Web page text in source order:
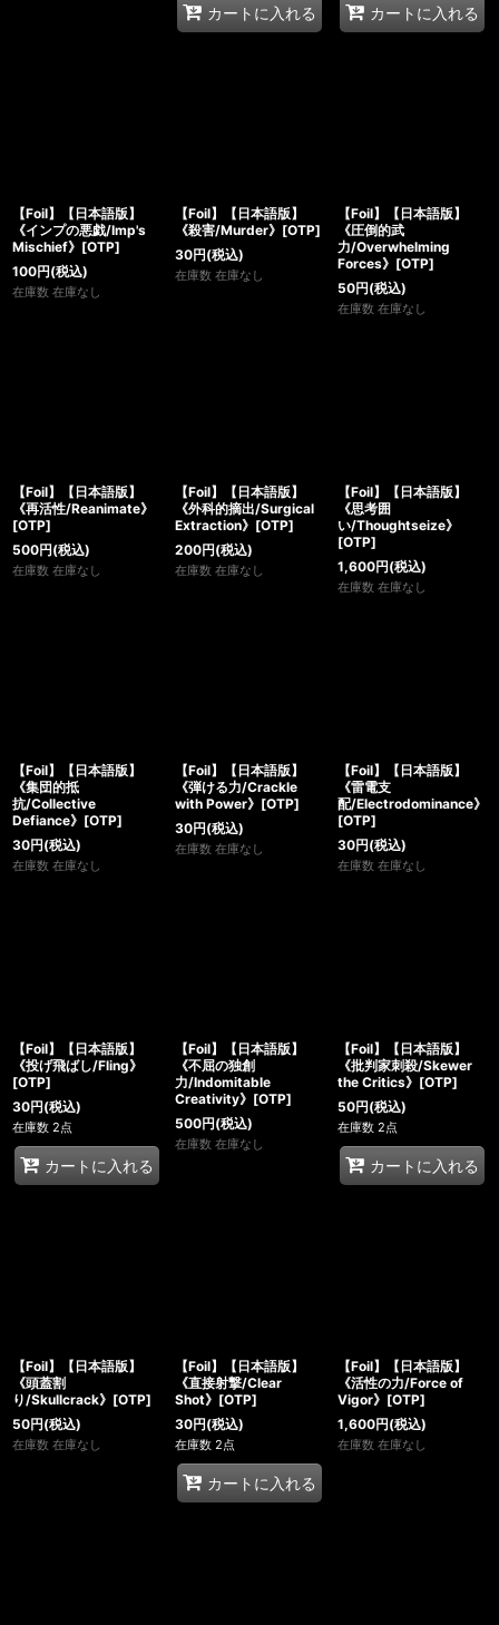
カートに入れる カートに入れる
【Foil】【日本語版】
《インプの悪戯/Imp's
Mischief》[OTP]
100円(税込)
在庫数 在庫なし
【Foil】【日本語版】
《殺害/Murder》[OTP]
30円(税込)
在庫数 在庫なし
【Foil】【日本語版】
《圧倒的武
力/Overwhelming
Forces》[OTP]
50円(税込)
在庫数 在庫なし
【Foil】【日本語版】
《再活性/Reanimate》
[OTP]
500円(税込)
在庫数 在庫なし
【Foil】【日本語版】
《外科的摘出/Surgical
Extraction》[OTP]
200円(税込)
在庫数 在庫なし
【Foil】【日本語版】
《思考囲
い/Thoughtseize》
[OTP]
1,600円(税込)
在庫数 在庫なし
【Foil】【日本語版】
《集団的抵
抗/Collective
Defiance》[OTP]
30円(税込)
在庫数 在庫なし
【Foil】【日本語版】
《弾ける力/Crackle
with Power》[OTP]
30円(税込)
在庫数 在庫なし
【Foil】【日本語版】
《雷電支
配/Electrodominance》
[OTP]
30円(税込)
在庫数 在庫なし
【Foil】【日本語版】
《投げ飛ばし/Fling》
[OTP]
30円(税込)
在庫数 2点
カートに入れる
【Foil】【日本語版】
《不屈の独創
力/Indomitable
Creativity》[OTP]
500円(税込)
在庫数 在庫なし
【Foil】【日本語版】
《批判家刺殺/Skewer
the Critics》[OTP]
50円(税込)
在庫数 2点
カートに入れる
【Foil】【日本語版】
《頭蓋割
り/Skullcrack》[OTP]
50円(税込)
在庫数 在庫なし
【Foil】【日本語版】
《直接射撃/Clear
Shot》[OTP]
30円(税込)
在庫数 2点
カートに入れる
【Foil】【日本語版】
《活性の力/Force of
Vigor》[OTP]
1,600円(税込)
在庫数 在庫なし